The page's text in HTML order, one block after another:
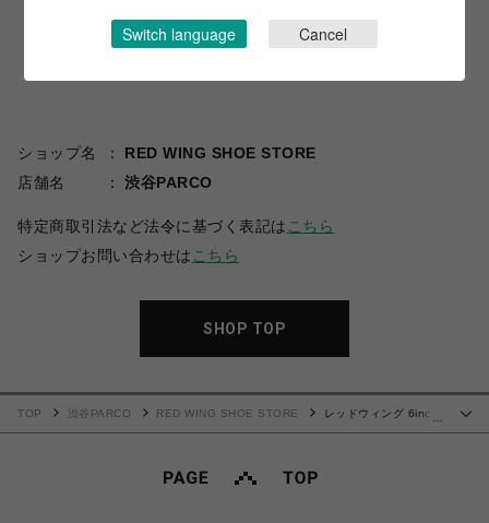
ショップ名
RED WING SHOE STORE
店舗名
渋谷PARCO
特定商取引法など法令に基づく表記は こちら
ショップお問い合わせは こちら
SHOP TOP
TOP 渋谷PARCO RED WING SHOE STORE
レッドウィング 6inch
Switch language Cancel